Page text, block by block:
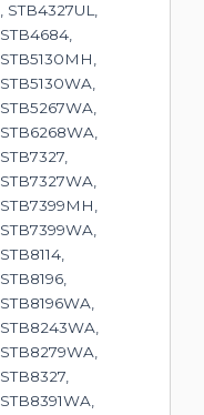
, STB4327UL,
STB4684,
STB5130MH,
STB5130WA,
STB5267WA,
STB6268WA,
STB7327,
STB7327WA,
STB7399MH,
STB7399WA,
STB8114,
STB8196,
STB8196WA,
STB8243WA,
STB8279WA,
STB8327,
STB8391WA,